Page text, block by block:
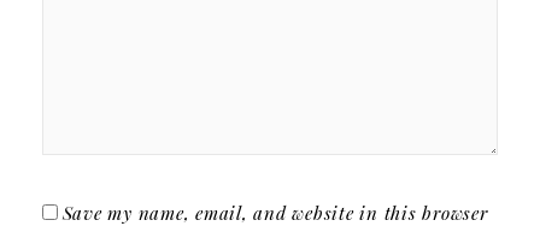
Save my name, email, and website in this browser